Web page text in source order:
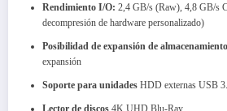
Rendimiento I/O: 2,4 GB/s (Raw), 4,8 GB/s
decompresión de hardware personalizado)
Posibilidad de expansión de
expansión
Soporte para unidades HDD externas USB
Lector de discos 4K UHD Blu-Ray